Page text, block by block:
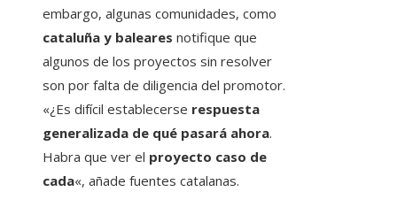
embargo, algunas comunidades, como
cataluña y baleares notifique que
algunos de los proyectos sin resolver
son por falta de diligencia del promotor.
«¿Es difícil establecerse respuesta
generalizada de qué pasará ahora.
Habra que ver el proyecto caso de
cada«, añade fuentes catalanas.